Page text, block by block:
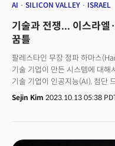
AI SILICON VALLEY ISRAEL
기술과 전쟁... 이스라엘
꿈틀
팔레스타인 무장 정파 하마스
기술 기업이 만든 시스템에 대해
기술 기업이 인공지능(AI), 첨단
사전에 경고를 제공할 수 있다고
홍보했지만 이번 공격을 전혀
민간인 수백명도 사망한 것으로
Sejin Kim 2023.10.13 05:38